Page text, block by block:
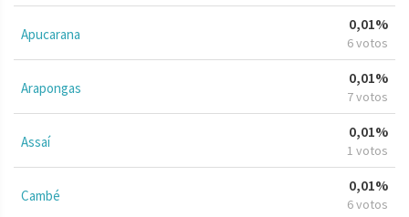
Apucarana
0,01%
6 votos
Arapongas
0,01%
7 votos
Assaí
0,01%
1 votos
Cambé
0,01%
6 votos